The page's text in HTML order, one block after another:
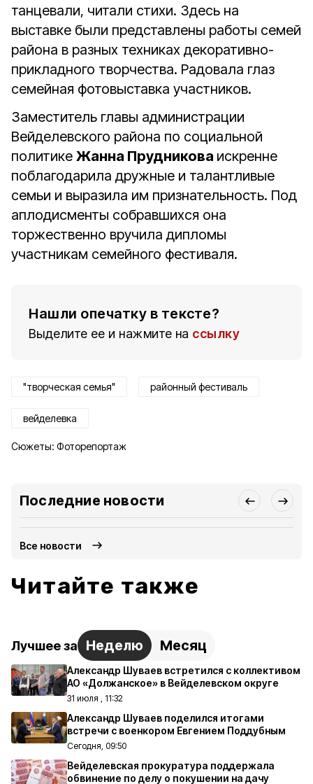
танцевали, читали стихи. Здесь на
выставке были представлены работы семей
района в разных техниках декоративно-
прикладного творчества. Радовала глаз
семейная фотовыставка участников.
Заместитель главы администрации
Вейделевского района по социальной
политике Жанна Прудникова искренне
поблагодарила дружные и талантливые
семьи и выразила им признательность. Под
аплодисменты собравшихся она
торжественно вручила дипломы
участникам семейного фестиваля.
Нашли опечатку в тексте?
Выделите ее и нажмите на ссылку
"творческая семья" районный фестиваль
вейделевка
Сюжеты: Фоторепортаж
Последние новости
Все новости
Читайте также
Лучшее за Неделю Месяц
Александр Шуваев встретился с коллективом
АО «Должанское» в Вейделевском округе
31 июля , 11:32
Александр Шуваев поделился итогами
встречи с военкором Евгением Поддубным
Сегодня, 09:50
Вейделевская прокуратура поддержала
обвинение по делу о покушении на дачу